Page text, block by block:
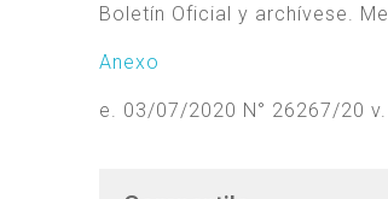
Boletín Oficial y archívese.
Anexo
e. 03/07/2020 N° 26267/20